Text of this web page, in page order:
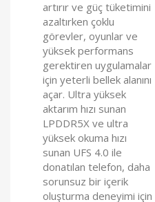
artırır ve güç tüketimini
azaltırken çoklu
görevler, oyunlar ve
yüksek performans
gerektiren uygulamalar
için yeterli bellek alanını
açar. Ultra yüksek
aktarım hızı sunan
LPDDR5X ve ultra
yüksek okuma hızı
sunan UFS 4.0 ile
donatılan telefon, daha
sorunsuz bir içerik
oluşturma deneyimi için